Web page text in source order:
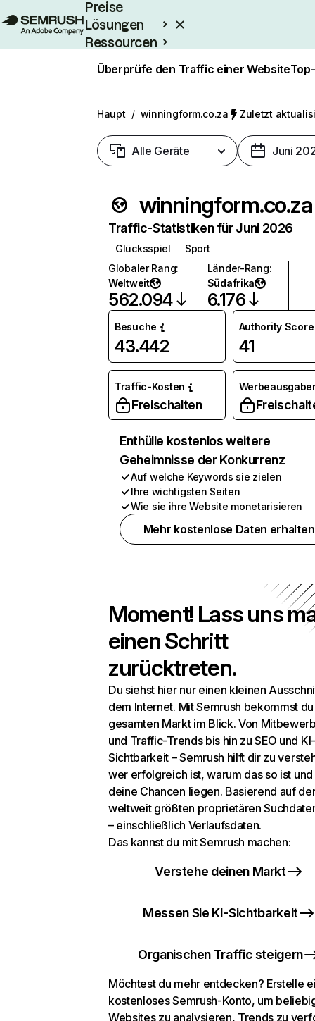
Preise
Lösungen
Ressourcen
Enterprise
Überprüfe den Traffic einer Website
Haupt / winningform.co.za Zuletzt
Alle Geräte Juni
winningform.co.za
Traffic-Statistiken für Juni 2026
Glücksspiel
Sport
Globaler Rang:
Weltweit
562.094
Länder-Rang:
Südafrika
6.176
Besuche
43.442
Authority Score
41
Traffic-Kosten
Freischalten
Enthülle kostenlos weitere
Geheimnisse der Konkurrenz
Auf welche Keywords sie zielen
Ihre wichtigsten Seiten
Wie sie ihre Website monetarisieren
Mehr kostenlose Daten erhalten
Moment! Lass uns
einen Schritt
zurücktreten.
Du siehst hier nur einen kleinen
dem Internet. Mit Semrush bekommst
gesamten Markt im Blick. Von
und Traffic-Trends bis hin zu SEO und KI-
Sichtbarkeit – Semrush hilft dir zu
wer erfolgreich ist, warum das so ist
deine Chancen liegen. Basierend auf
weltweit größten proprietären
– einschließlich Verlaufsdaten.
Das kannst du mit Semrush machen:
Verstehe deinen Markt
Messen Sie KI-Sichtbarkeit
Organischen Traffic steigern
Möchtest du mehr entdecken? Erstelle
kostenloses Semrush-Konto, um
Websites zu analysieren, Trends zu